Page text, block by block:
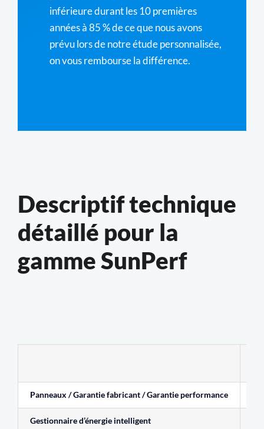
inférieure durant les 10 premières
années à 85 % de ce que nous avons
prévu lors de notre étude personnalisée,
on vous rembourse la différence.
Descriptif technique
détaillé pour la
gamme SunPerf
Panneaux / Garantie fabricant / Garantie performance
Gestionnaire d’énergie intelligent